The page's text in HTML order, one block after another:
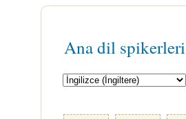
Ana dil spikerleri